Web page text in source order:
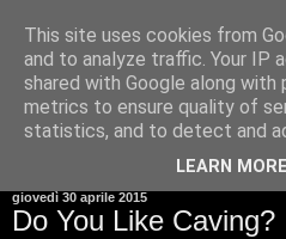
giovedì 30 aprile 2015
Do You Like Caving?
This site uses cookies from
and to analyze traffic. Your IP
shared with Google along
metrics to ensure quality of
statistics, and to detect and
LEARN MORE